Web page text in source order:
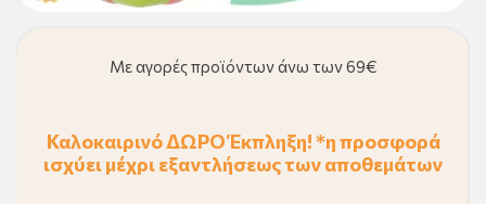
Με αγορές προϊόντων άνω των 69€
Καλοκαιρινό ΔΩΡΟ Έκπληξη! *η προσφορά
ισχύει μέχρι εξαντλήσεως των αποθεμάτων